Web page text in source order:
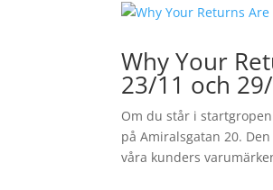
Why Your
23/11 och
Om du står i
på Amiralsgatan 20.
våra kunders